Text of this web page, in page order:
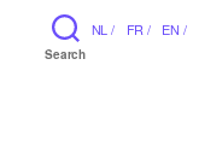
NL / FR / EN /
Search